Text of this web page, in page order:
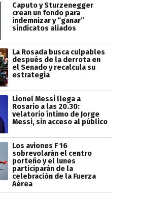
Caputo y Sturzenegger
crean un fondo para
indemnizar y “ganar”
sindicatos aliados
La Rosada busca culpables
después de la derrota en
el Senado y recalcula su
estrategia
Lionel Messi llega a
Rosario a las 20.30:
velatorio íntimo de Jorge
Messi, sin acceso al público
Los aviones F 16
sobrevolarán el centro
porteño y el lunes
participarán de la
celebración de la Fuerza
Aérea